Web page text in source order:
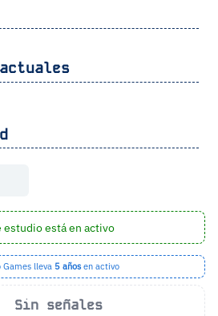
estudio está en activo
Games lleva 5 años en activo
Sin señales